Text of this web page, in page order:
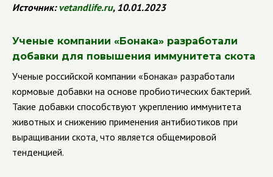
Источник:vetandlife.ru, 10.01.2023
Ученые компании «Бонака» разработали
добавки для повышения иммунитета скота
Ученые российской компании «Бонака» разработали
кормовые добавки на основе пробиотических бактерий.
Такие добавки способствуют укреплению иммунитета
животных и снижению применения антибиотиков при
выращивании скота, что является общемировой
тенденцией.